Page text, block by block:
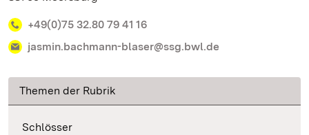
+49(0)75 32.80 79 41 16
jasmin.bachmann-blaser@ssg.bwl.de
Themen der Rubrik
Schlösser